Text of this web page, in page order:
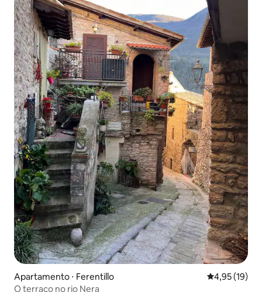
Apartamento ⋅ Ferentillo 4,95 de uma
4,95 (19)
O terraço no rio Nera